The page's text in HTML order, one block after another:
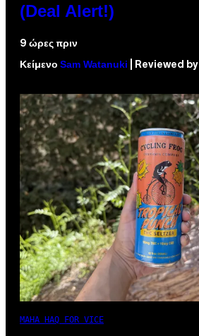
(Deal Alert!)
9 ώρες πριν
Κείμενο Sam Watanuki | Reviewed by
MAHA HAQ FOR VICE